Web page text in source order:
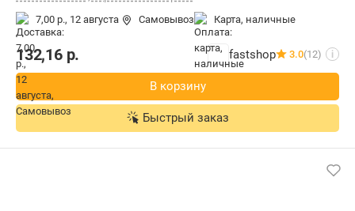
7,00 р., 12 августа Самовывоз карта, наличные
132,16р. fastshop 3.0(12) i
В корзину
Быстрый заказ